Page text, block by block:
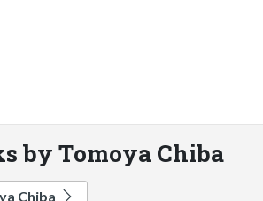
by Tomoya Chiba
Chiba